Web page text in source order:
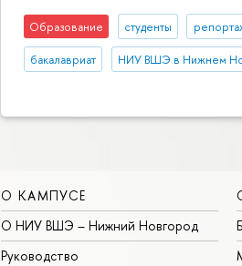
Образование студенты
бакалавриат НИУ ВШЭ в Нижнем
О КАМПУСЕ
О НИУ ВШЭ – Нижний Новгород
Руководство